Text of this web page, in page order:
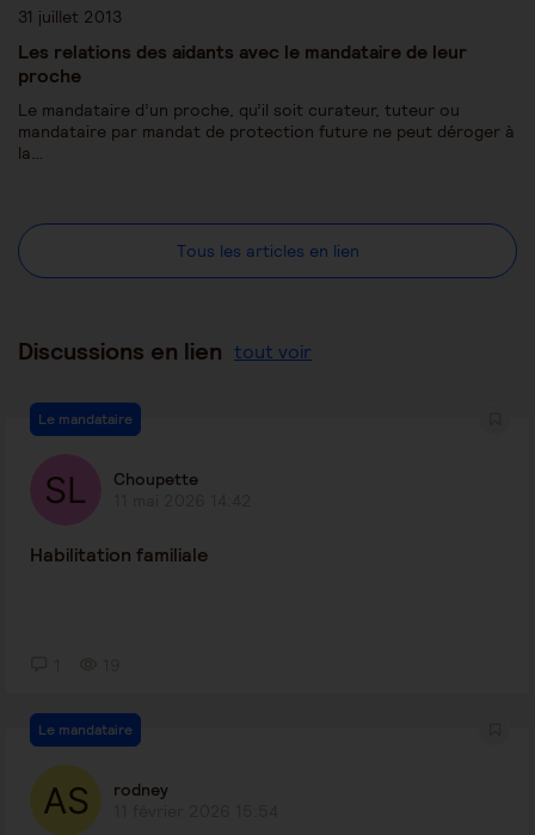
31 juillet 2013
Les relations des aidants avec le mandataire de leur
proche
Le mandataire d’un proche, qu’il soit curateur, tuteur ou
mandataire par mandat de protection future ne peut déroger à
la…
Tous les articles en lien
Discussions en lien tout voir
Le mandataire
Choupette
Habilitation familiale
Le mandataire
rodney